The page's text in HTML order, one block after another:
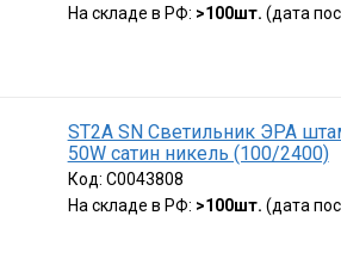
На складе в РФ: >100шт. (дата
ST2A SN Светильник ЭРА
50W сатин никель (100/2400)
Код: C0043808
На складе в РФ: >100шт. (дата